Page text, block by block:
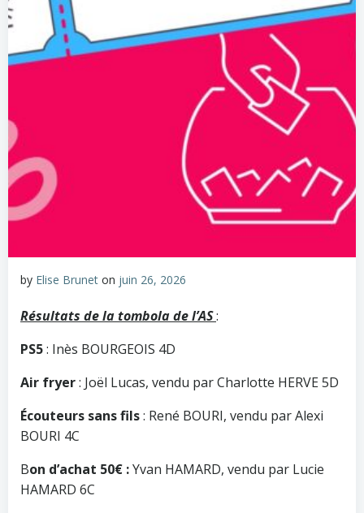
by Elise Brunet on juin 26, 2026
Résultats de la tombola de l’AS:
PS5: Inès BOURGEOIS 4D
Air fryer: Joël Lucas, vendu par Charlotte HERVE 5D
Écouteurs sans fils: René BOURI, vendu par Alexi
BOURI 4C
Bon d’achat 50€ :Yvan HAMARD, vendu par Lucie
HAMARD 6C